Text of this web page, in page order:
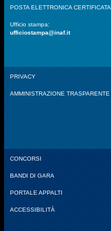
POSTA ELETTRONICA CERTIFICATA
Ufficio stampa:
ufficiostampa@inaf.it
PRIVACY
AMMINISTRAZIONE TRASPARENTE
CONCORSI
BANDI DI GARA
PORTALE APPALTI
ACCESSIBILITÀ